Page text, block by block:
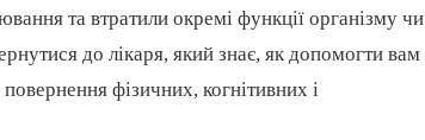
та втратили окремі функції організму чи
до лікаря, який знає, як допомогти вам
фізичних, когнітивних і